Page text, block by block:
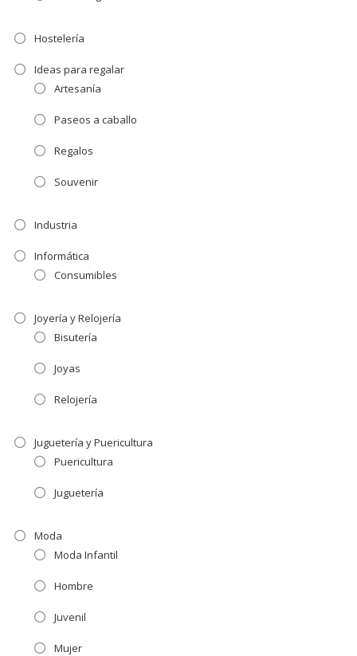
Hostelería
Ideas para regalar
Artesanía
Paseos a caballo
Regalos
Souvenir
Industria
Informática
Consumibles
Joyería y Relojería
Bisutería
Joyas
Relojería
Juguetería y Puericultura
Puericultura
Juguetería
Moda
Moda Infantil
Hombre
Juvenil
Mujer